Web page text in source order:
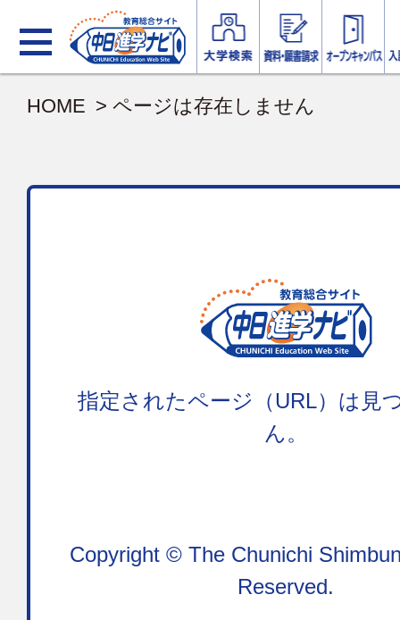
HOME > ページは存在しません
指定されたページ（URL）は見
ん。
Copyright © The Chunichi
Reserved.